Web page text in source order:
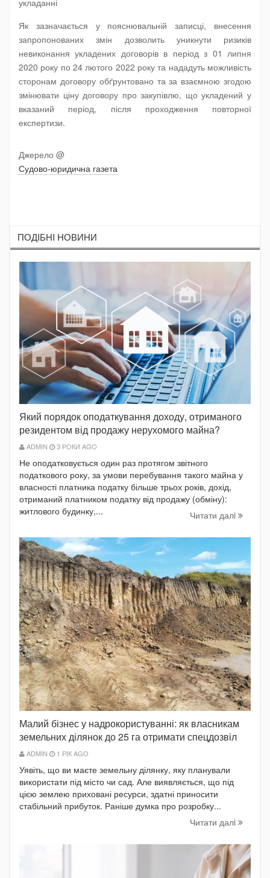
укладанні
Як зазначається у пояснювальній записці, внесення
запропонованих змін дозволить уникнути ризиків
невиконання укладених договорів в період з 01 липня
2020 року по 24 лютого 2022 року та нададуть можливість
сторонам договору обґрунтовано та за взаємною згодою
змінювати ціну договору про закупівлю, що укладений у
вказаний період, після проходження повторної
експертизи.
Джерело @
Судово-юридична газета
ПОДIБНI НОВИНИ
Який порядок оподаткування доходу, отриманого
резидентом від продажу нерухомого майна?
ADMIN 3 РОКИ AGO
Не оподатковується один раз протягом звітного
податкового року, за умови перебування такого майна у
власності платника податку більше трьох років, дохід,
отриманий платником податку від продажу (обміну):
житлового будинку,...
Читати далi
Малий бізнес у надрокористуванні: як власникам
земельних ділянок до 25 га отримати спецдозвіл
ADMIN 1 РІК AGO
Уявіть, що ви маєте земельну ділянку, яку планували
використати під місто чи сад. Але виявляється, що під
цією землею приховані ресурси, здатні приносити
стабільний прибуток. Раніше думка про розробку...
Читати далi